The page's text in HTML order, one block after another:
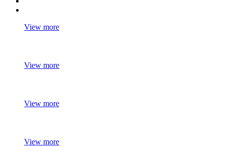
View more
View more
View more
View more